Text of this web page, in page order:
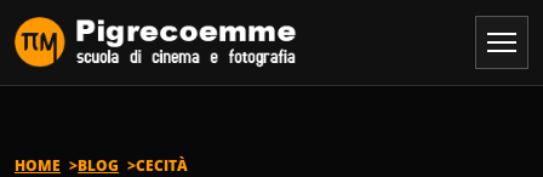
Vai al contenuto
HOME BLOG CECITÀ